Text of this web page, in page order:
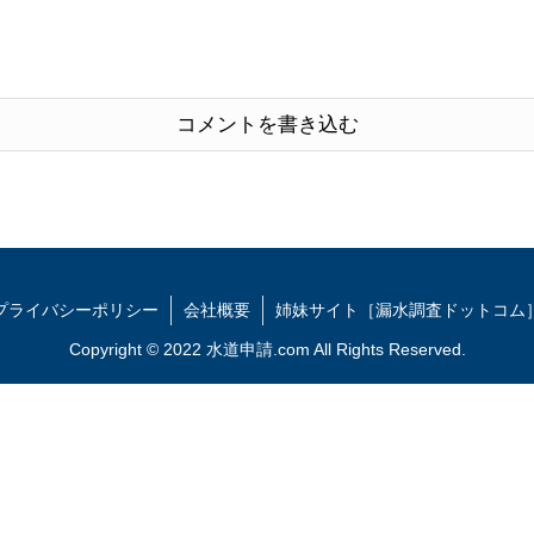
コメントを書き込む
ライバシーポリシー 会社概要 姉妹サイト［漏水調査ドットコム
Copyright © 2022 水道申請.com All Rights Reserved.